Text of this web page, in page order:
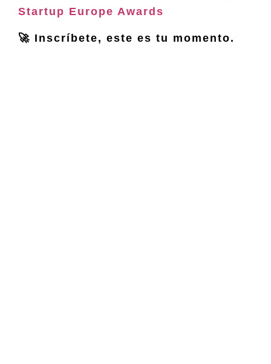
Startup Europe Awards
🚀 Inscríbete, este es tu momento.